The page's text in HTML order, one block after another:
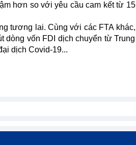
hơn so với yêu cầu cam kết từ 15
tương lai. Cùng với các FTA khác,
dòng vốn FDI dịch chuyển từ Trung
dịch Covid-19...